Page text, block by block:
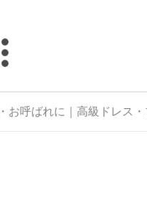
お呼ばれに｜高級ドレス